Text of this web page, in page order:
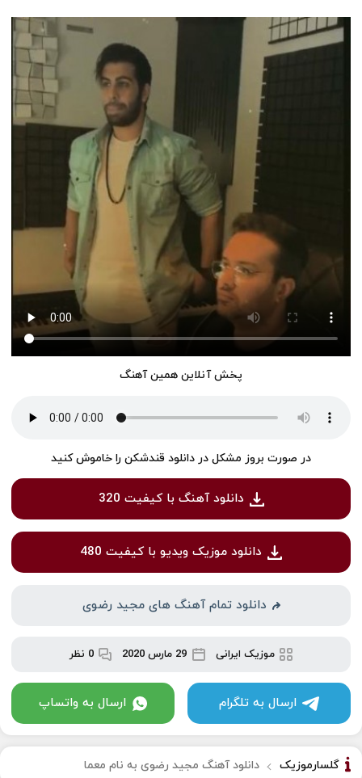
پخش آنلاین همین آهنگ
در صورت بروز مشکل در دانلود قندشکن را خاموش کنید
دانلود آهنگ با کیفیت 320
دانلود موزیک ویدیو با کیفیت 480
دانلود تمام آهنگ های مجید رضوی
موزیک ایرانی 29 مارس 2020 0 نظر
ارسال به تلگرام ارسال به واتساپ
گلسارموزیک دانلود آهنگ مجید رضوی به نام معما